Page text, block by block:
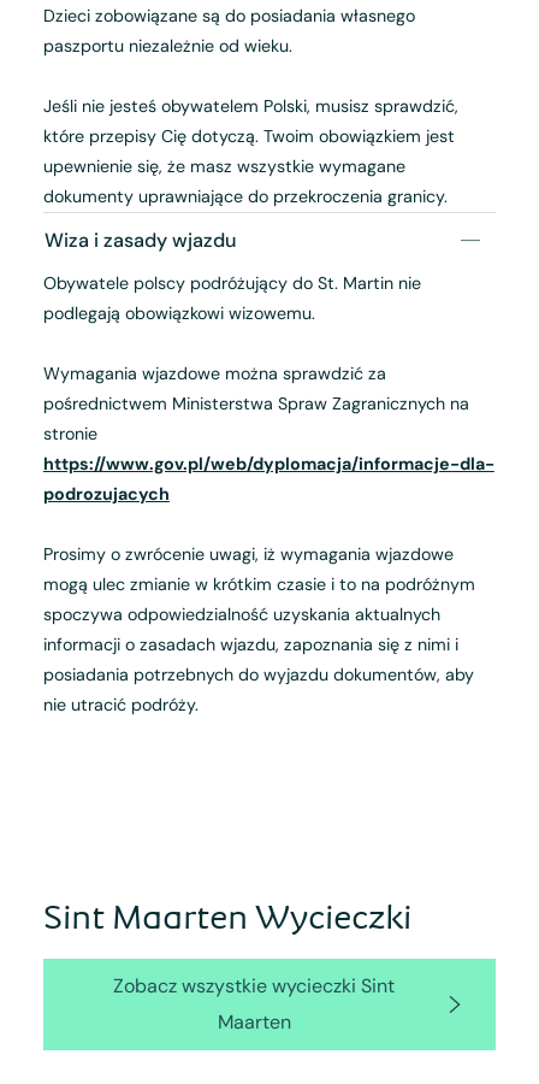
Dzieci zobowiązane są do posiadania własnego
paszportu niezależnie od wieku.
Jeśli nie jesteś obywatelem Polski, musisz sprawdzić,
które przepisy Cię dotyczą. Twoim obowiązkiem jest
upewnienie się, że masz wszystkie wymagane
dokumenty uprawniające do przekroczenia granicy.
Wiza i zasady wjazdu
Obywatele polscy podróżujący do St. Martin nie
podlegają obowiązkowi wizowemu.
Wymagania wjazdowe można sprawdzić za
pośrednictwem Ministerstwa Spraw Zagranicznych na
stronie
https://www.gov.pl/web/dyplomacja/informacje-dla-
podrozujacych
Prosimy o zwrócenie uwagi, iż wymagania wjazdowe
mogą ulec zmianie w krótkim czasie i to na podróżnym
spoczywa odpowiedzialność uzyskania aktualnych
informacji o zasadach wjazdu, zapoznania się z nimi i
posiadania potrzebnych do wyjazdu dokumentów, aby
nie utracić podróży.
Sint Maarten Wycieczki
Zobacz wszystkie wycieczki Sint
Maarten